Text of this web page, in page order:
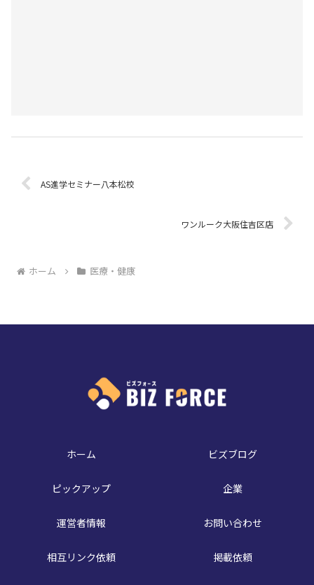
AS進学セミナー八本松校
ワンルーク大阪住吉区店
ホーム 医療・健康
ホーム ビズブログ
ピックアップ 企業
運営者情報 お問い合わせ
相互リンク依頼 掲載依頼